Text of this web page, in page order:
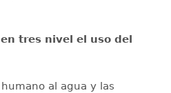
tres nivel el uso del
al agua y las